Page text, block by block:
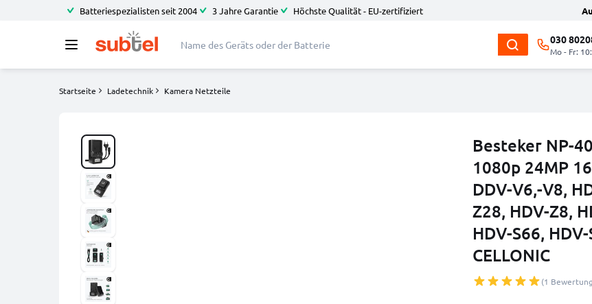
Batteriespezialisten seit 2004 3 Jahre Garantie Höchste Qualität - EU-zertifiziert
030
Mo - Fr:
Startseite Ladetechnik Kamera Netzteile
Besteker NP-
1080p 24MP
DDV-V6,-V8,
Z28, HDV-Z8,
HDV-S66,
CELLONIC
(1